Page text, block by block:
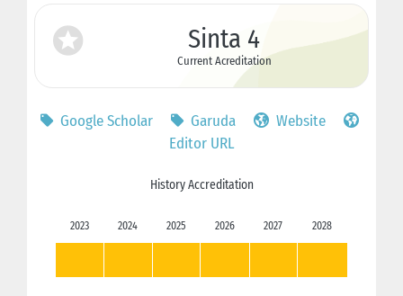
Sinta 4
Current Acreditation
Google Scholar Garuda
Website
Editor URL
History Accreditation
2023 2024 2025 2026 2027 2028